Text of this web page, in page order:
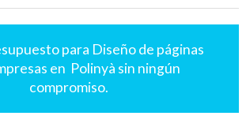
para Diseño de páginas
en Polinyà sin ningún
compromiso.